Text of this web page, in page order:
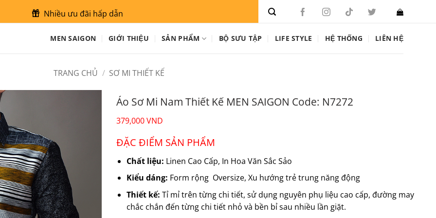
Nhiều ưu đãi hấp dẫn Giảm giá tưng bừng Nhiều
MEN SAIGON GIỚI THIỆU SẢN PHẨM BỘ SƯU TẬP LIFE STYLE HỆ THỐNG LIÊN HỆ
TRANG CHỦ / SƠ MI THIẾT KẾ
Áo Sơ Mi Nam Thiết Kế MEN SAIGON Code: N7272
379,000VND
ĐẶC ĐIỂM SẢN PHẨM
Chất liệu: Linen Cao Cấp, In Hoa Văn Sắc Sảo
Kiểu dáng: Form rộng Oversize, Xu hướng trẻ trung năng động
Thiết kế: Tỉ mỉ trên từng chi tiết, sử dụng nguyên phụ liệu cao cấp, đường may
chắc chắn đến từng chi tiết nhỏ và bền bỉ sau nhiều lần giặt.